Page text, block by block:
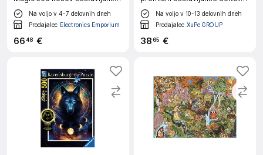
Ve?barvno
Na voljo v 4-7 delovnih dneh
Prodajalec Electronics Emporium
6648 €
Tema Duhovni otok Kanade,
Ve?barvno
Na voljo v 10-13 delovnih dneh
Prodajalec XuPe GROUP
3865 €